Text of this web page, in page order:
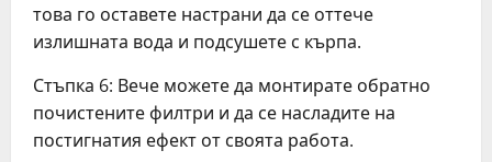
това го оставете настрани да се оттече
излишната вода и подсушете с кърпа.
Стъпка 6: Вече можете да монтирате обратно
почистените филтри и да се насладите на
постигнатия ефект от своята работа.